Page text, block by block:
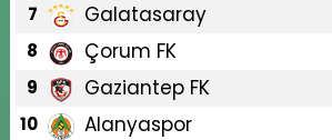
7 Galatasaray
8 Çorum FK
9 Gaziantep FK
10 Alanyaspor